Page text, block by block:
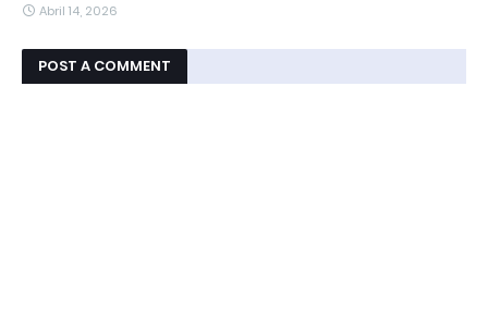
Abril 14, 2026
POST A COMMENT